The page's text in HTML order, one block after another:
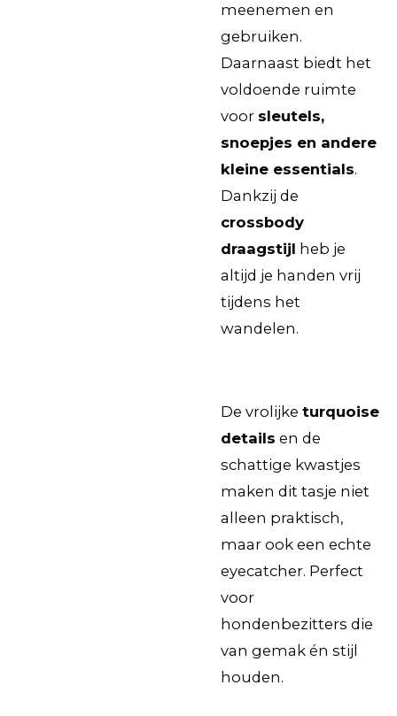
meenemen en
gebruiken.
Daarnaast biedt het
voldoende ruimte
voor sleutels,
snoepjes en andere
kleine essentials.
Dankzij de
crossbody
draagstijl heb je
altijd je handen vrij
tijdens het
wandelen.
De vrolijke turquoise
details en de
schattige kwastjes
maken dit tasje niet
alleen praktisch,
maar ook een echte
eyecatcher. Perfect
voor
hondenbezitters die
van gemak én stijl
houden.